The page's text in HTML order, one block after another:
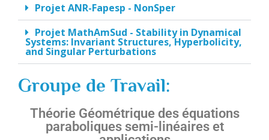
Projet ANR-Fapesp - NonSper
Projet MathAmSud - Stability in Dynamical
Systems: Invariant Structures, Hyperbolicity,
and Singular Perturbations
Groupe de Travail:
Théorie Géométrique des équations
paraboliques semi-linéaires et